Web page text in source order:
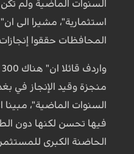
السنوات الماضية ولم تكن
استثمارية"، مشيرا الى
المحافظات حققوا
منجزة وقيد الإنجاز في
السنوات الماضية"، مبينا
فيها تحسن لكنها دون
الحاضنة الكبرى